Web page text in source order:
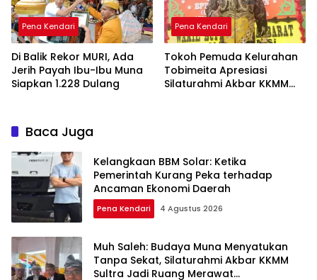
Pena Kendari
Di Balik Rekor MURI, Ada
Jerih Payah Ibu-Ibu Muna
Siapkan 1.228 Dulang
Pena Kendari
Tokoh Pemuda Kelurahan
Tobimeita Apresiasi
Silaturahmi Akbar KKMM
Baca Juga
Kelangkaan BBM Solar: Ketika
Pemerintah Kurang Peka terhadap
Ancaman Ekonomi Daerah
Pena Kendari 4 Agustus 2026
Muh Saleh: Budaya Muna Menyatukan
Tanpa Sekat, Silaturahmi Akbar KKMM
Sultra Jadi Ruang Merawat